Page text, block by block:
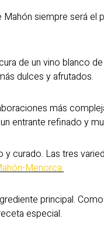
siempre será el
de un vino blanco
dulces y afrutados.
más
entrante refinado y
curado. Las tres
Menorca.
principal.
especial.